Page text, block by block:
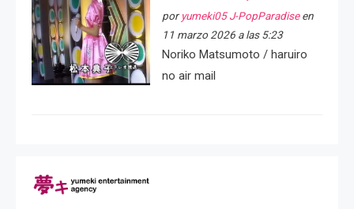
por yumeki05 J-PopParadiseen
11 marzo 2026 a las 5:23
Noriko Matsumoto / haruiro
no air mail